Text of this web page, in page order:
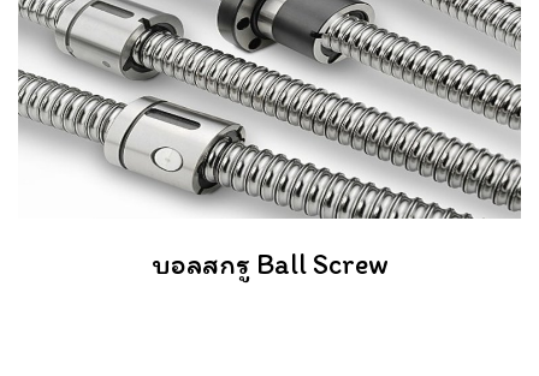
บอลสกรู Ball Screw